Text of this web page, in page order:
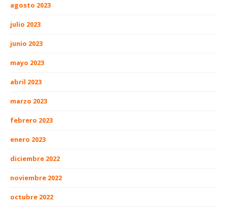
agosto 2023
julio 2023
junio 2023
mayo 2023
abril 2023
marzo 2023
febrero 2023
enero 2023
diciembre 2022
noviembre 2022
octubre 2022